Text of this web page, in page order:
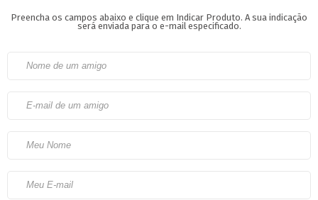
Preencha os campos abaixo e clique em Indicar Produto. A sua indicação
será enviada para o e-mail especificado.